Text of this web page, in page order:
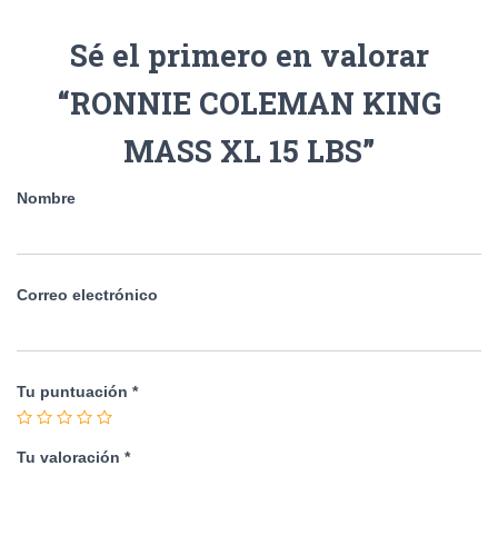
Sé el primero en valorar
“RONNIE COLEMAN KING
MASS XL 15 LBS”
Nombre
Correo electrónico
Tu puntuación *
Tu valoración *